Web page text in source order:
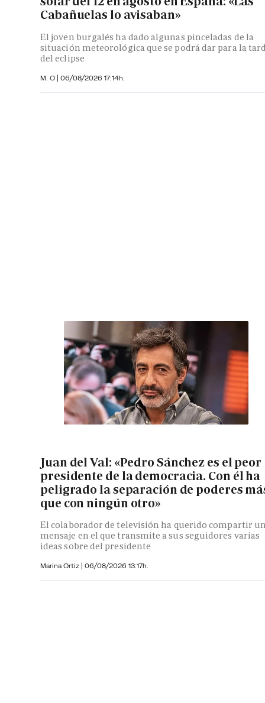
Cabañuelas lo avisaban»
El joven burgalés ha dado algunas pinceladas de la
situación meteorológica que se podrá dar para la
del eclipse
M. O | 06/08/2026 17:14h.
Juan del Val: «Pedro Sánchez es el peor
presidente de la democracia. Con él ha
peligrado la separación de poderes
que con ningún otro»
El colaborador de televisión ha querido compartir
mensaje en el que transmite a sus seguidores varias
ideas sobre del presidente
Marina Ortiz | 06/08/2026 13:17h.